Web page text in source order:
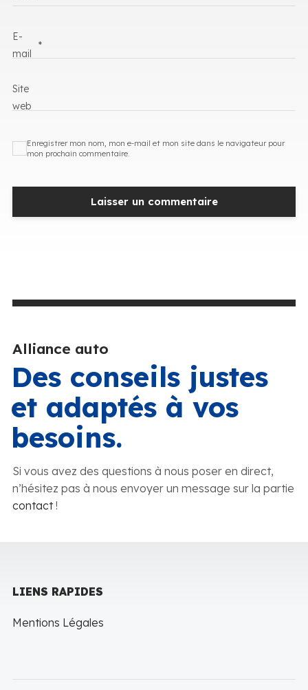
E-
mail
*
Site
web
Enregistrer mon nom, mon e-mail et mon site dans le navigateur pour
mon prochain commentaire.
Alliance auto
Des conseils justes
et adaptés à vos
besoins.
Si vous avez des questions à nous poser en direct,
n’hésitez pas à nous envoyer un message sur la partie
contact!
LIENS RAPIDES
Mentions Légales